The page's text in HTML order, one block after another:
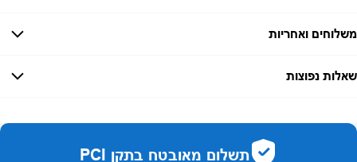
משלוחים ואחריות
זמן אספקה:
שאלות נפוצות
האם ניתן לחלק תשלומים?
האם ניתן להחזיר מוצר?כן, בהתאם לחוק הגנת הצרכן ובאריזה המקורית
תשלום מאובטח בתקן PCI